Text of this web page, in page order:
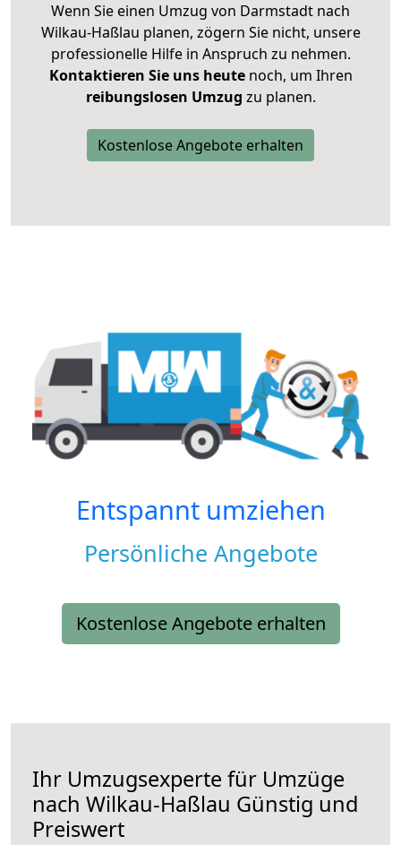
Wenn Sie einen Umzug von Darmstadt nach
Wilkau-Haßlau planen, zögern Sie nicht, unsere
professionelle Hilfe in Anspruch zu nehmen.
Kontaktieren Sie uns heutenoch, um Ihren
reibungslosen Umzug zu planen.
Kostenlose Angebote erhalten
Entspannt umziehen
Persönliche Angebote
Kostenlose Angebote erhalten
Ihr Umzugsexperte für Umzüge
nach Wilkau-Haßlau Günstig und
Preiswert